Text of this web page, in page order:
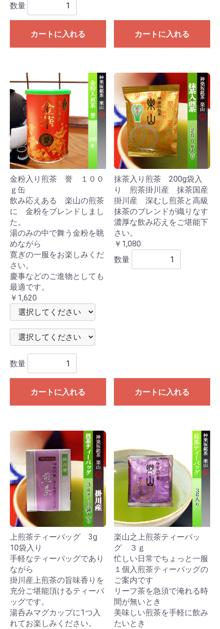
数量
カートに入れる カートに入れる
金粉入り煎茶 誉 １００
ｇ缶
飲み応えある 楽山の煎茶
に 金粉をブレンドしまし
た。
湯のみの中で舞う金粉を眺
めながら
寛ぎの一服をお楽しみくだ
さい。
慶事などのご進物としても
最適です。
￥1,620
数量
カートに入れる
抹茶入り煎茶 200g袋入
り 煎茶掛川産 抹茶国産
掛川産 深むし煎茶と高級
抹茶のブレンドが織りなす
濃厚な飲み応えをご堪能下
さい。
￥1,080
数量
カートに入れる
上煎茶ティーバッグ 3g
10袋入り
手軽なティーバッグであり
ながら
掛川産上煎茶の旨味香りを
充分ご堪能頂けるティーバ
ッグです。
湯呑みマグカップに1つ入
れてお楽しみください。
楽山之上煎茶ティーバッ
グ ３ｇ
忙しい日常でちょっと一服
１個入煎茶ティーバッグの
ご案内です
リーフ茶を急須で淹れる時
間が無いとき
美味しい煎茶を手軽に飲み
たいとき